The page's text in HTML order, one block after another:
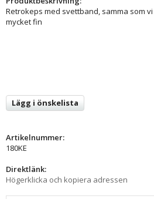
Retrokeps med svettband, samma som
mycket fin
Lägg i önskelista
Artikelnummer:
180KE
Direktlänk:
Högerklicka och kopiera adressen